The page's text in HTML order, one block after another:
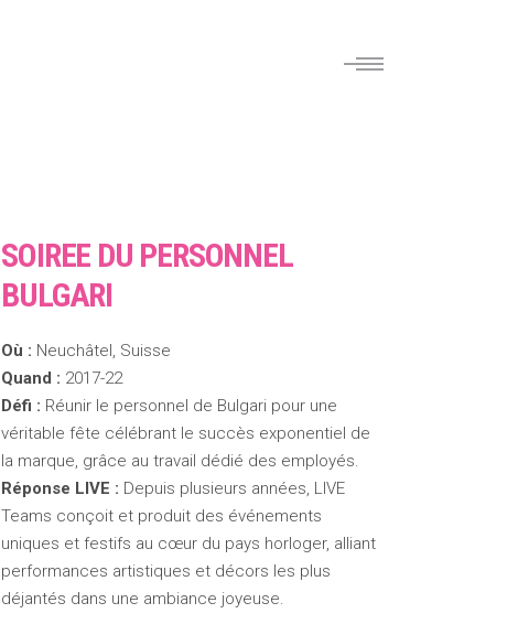
SOIREE DU PERSONNEL
BULGARI
Où : Neuchâtel, Suisse
Quand : 2017-22
Défi : Réunir le personnel de Bulgari pour une
véritable fête célébrant le succès exponentiel de
la marque, grâce au travail dédié des employés.
Réponse LIVE : Depuis plusieurs années, LIVE
Teams conçoit et produit des événements
uniques et festifs au cœur du pays horloger, alliant
performances artistiques et décors les plus
déjantés dans une ambiance joyeuse.